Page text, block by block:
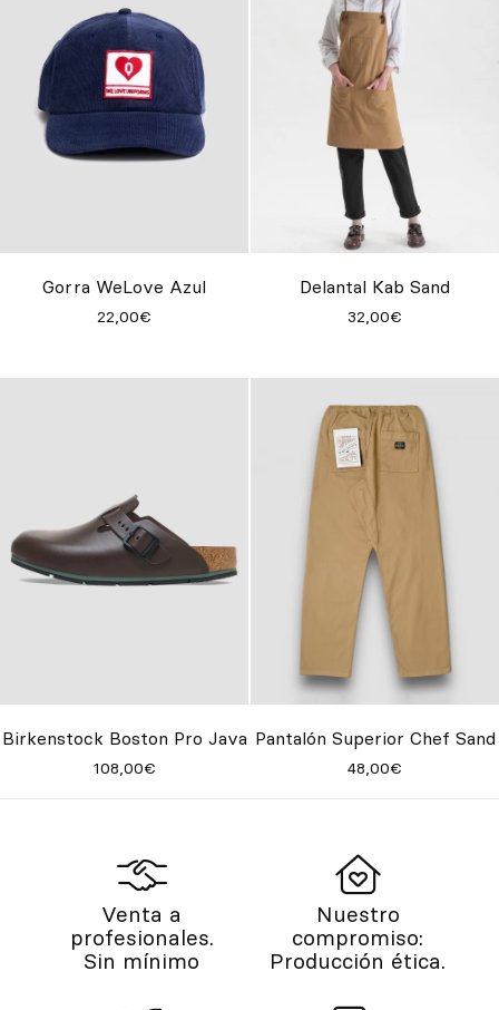
Gorra WeLove Azul
22,00€
Delantal Kab Sand
32,00€
Birkenstock Boston Pro Java
108,00€
Pantalón Superior Chef Sand
48,00€
Venta a
profesionales.
Sin mínimo
Nuestro
compromiso:
Producción ética.